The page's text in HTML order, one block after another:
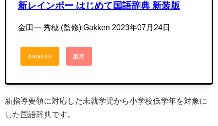
新レインボー はじめて国語辞典 新装版
金田一 秀穂 (監修) Gakken 2023年07月24日
Amazon 楽天
新指導要領に対応した未就学児から小学校低学年を対象に
した国語辞典です。